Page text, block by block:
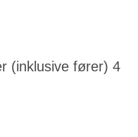
(inklusive fører) 4